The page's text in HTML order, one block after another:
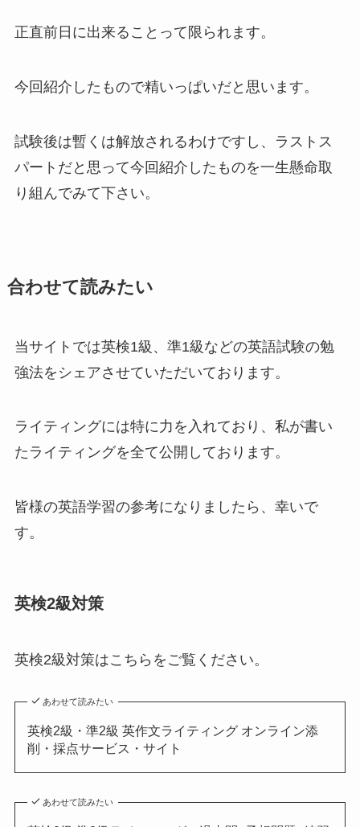
正直前日に出来ることって限られます。
今回紹介したもので精いっぱいだと思います。
試験後は暫くは解放されるわけですし、ラストス
パートだと思って今回紹介したものを一生懸命取
り組んでみて下さい。
合わせて読みたい
当サイトでは英検1級、準1級などの英語試験の勉
強法をシェアさせていただいております。
ライティングには特に力を入れており、私が書い
たライティングを全て公開しております。
皆様の英語学習の参考になりましたら、幸いで
す。
英検2級対策
英検2級対策はこちらをご覧ください。
あわせて読みたい
英検2級・準2級 英作文ライティング オンライン添
削・採点サービス・サイト
あわせて読みたい